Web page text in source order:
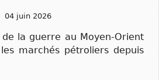
04 juin 2026
de la guerre au Moyen-Orient
marchés pétroliers depuis